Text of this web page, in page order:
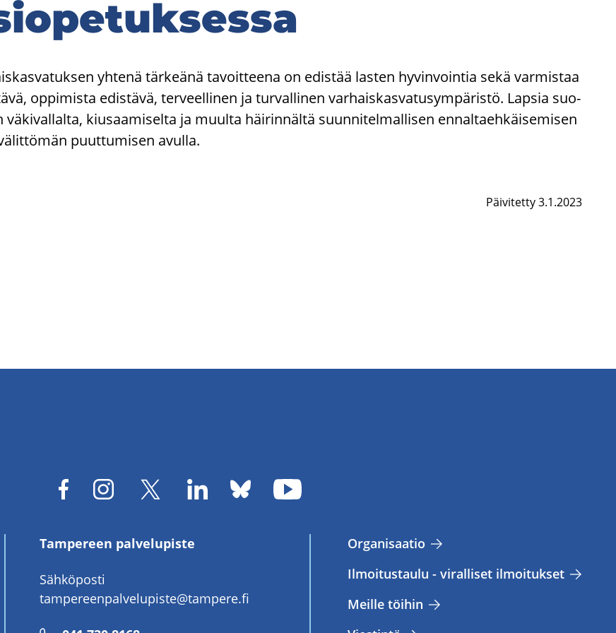
yh­te­nä tär­keä­nä ta­voit­tee­na on edis­tää las­ten hy­vin­voin­tia sekä var­mis­taa
op­pi­mis­ta edis­tä­vä, ter­veel­li­nen ja tur­val­li­nen var­hais­kas­va­tusym­pä­ris­tö. Lap­sia suo­
vä­ki­val­lal­ta, kiusaa­mi­sel­ta ja muul­ta häi­rin­näl­tä suun­ni­tel­mal­li­sen en­nal­taeh­käi­se­mi­sen
puut­tu­mi­sen avul­la.
Päivitetty 3.1.2023
Tampereen palvelupiste
Sähköposti
tampereenpalvelupiste@tampere.fi
Or­ga­ni­saa­tio
Il­moi­tus­tau­lu - vi­ral­li­set il­moi­tuk­set
Meil­le töi­hin